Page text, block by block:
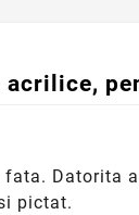
acrilice,
Datorita
pictat.